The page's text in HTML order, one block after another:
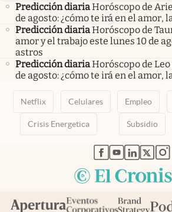
Predicción diariaHoróscopo de
de agosto: ¿cómo te irá en el amor,
Predicción diariaHoróscopo de
amor y el trabajo este lunes 10 de
astros
Predicción diariaHoróscopo de
de agosto: ¿cómo te irá en el amor,
Netflix Celulares Empleo
Crisis Energetica Subsidio
abre en nueva
abre enabre en